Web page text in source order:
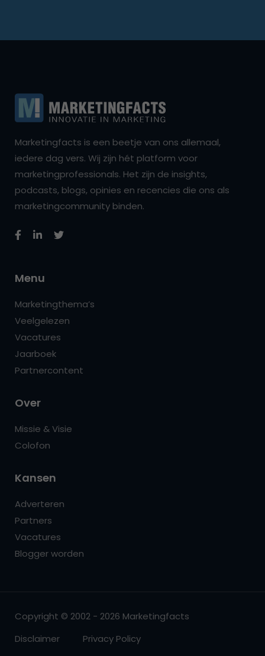
Marketingfacts is een beetje van ons allemaal,
iedere dag vers. Wij zijn hét platform voor
marketingprofessionals. Het zijn de insights,
podcasts, blogs, opinies en recencies die ons als
marketingcommunity binden.
Menu
Marketingthema’s
Veelgelezen
Vacatures
Jaarboek
Partnercontent
Over
Missie & Visie
Colofon
Kansen
Adverteren
Partners
Vacatures
Blogger worden
Copyright © 2002 - 2026 Marketingfacts
Disclaimer
Privacy Policy